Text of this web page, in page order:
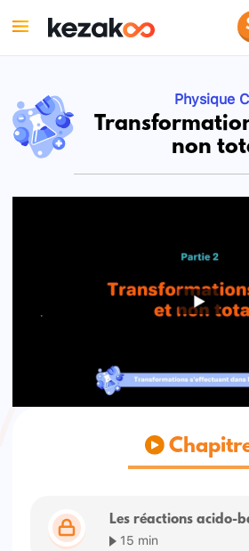
Physique
non
Les réactions acido-
15 min